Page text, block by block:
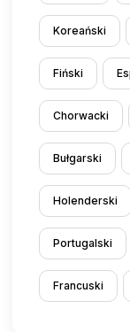
Koreański
Fiński
Chorwacki
Bułgarski
Holenderski
Portugalski
Francuski